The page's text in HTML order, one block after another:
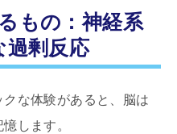
もの：神経系
過剰反応
な体験があると、脳は
します。